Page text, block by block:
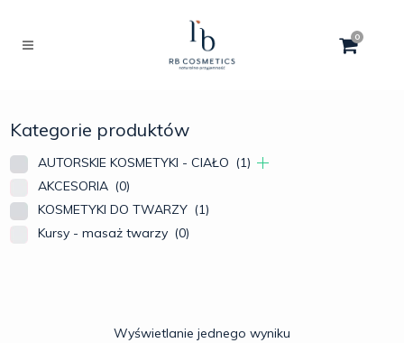
0
Kategorie produktów
AUTORSKIE KOSMETYKI - CIAŁO (1)
AKCESORIA (0)
KOSMETYKI DO TWARZY (1)
Kursy - masaż twarzy (0)
Wyświetlanie jednego wyniku